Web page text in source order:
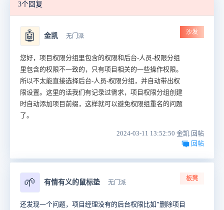
3个回复
🤖 金凯 无门派
沙发
您好，项目权限分组里包含的权限和 后台-人员-权限分组
里包含的权限不一致的，只有项目相关的一些操作权限。
所以不太能直接选择后台-人员-权限分组，并自动带出权
限设置。这里的话我们有记录过需求， 项目权限分组创建
时自动添加项目前缀，这样就可以避免权限组重名的问题
了。
2024-03-11 13:52:50 金凯 回帖
回帖
🌱 有情有义的鼠标垫 无门派
板凳
还发现一个问题，项目经理没有的后台权限比如”删除项目